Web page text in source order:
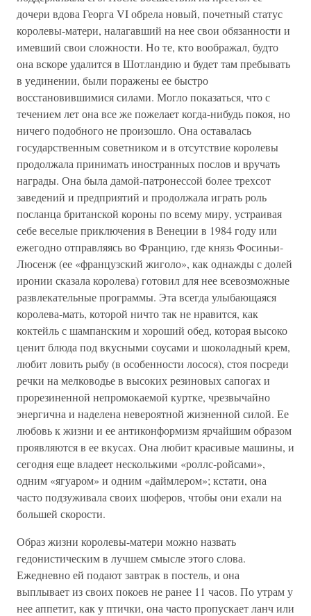
дочери вдова Георга VI обрела новый, почетный статус
королевы-матери, налагавший на нее свои обязанности и
имевший свои сложности. Но те, кто воображал, будто
она вскоре удалится в Шотландию и будет там пребывать
в уединении, были поражены ее быстро
восстановившимися силами. Могло показаться, что с
течением лет она все же пожелает когда-нибудь покоя, но
ничего подобного не произошло. Она оставалась
государственным советником и в отсутствие королевы
продолжала принимать иностранных послов и вручать
награды. Она была дамой-патронессой более трехсот
заведений и предприятий и продолжала играть роль
посланца британской короны по всему миру, устраивая
себе веселые приключения в Венеции в 1984 году или
ежегодно отправляясь во Францию, где князь Фосиньи-
Люсенж (ее «французский жиголо», как однажды с долей
иронии сказала королева) готовил для нее всевозможные
развлекательные программы. Эта всегда улыбающаяся
королева-мать, которой ничто так не нравится, как
коктейль с шампанским и хороший обед, которая высоко
ценит блюда под вкусными соусами и шоколадный крем,
любит ловить рыбу (в особенности лосося), стоя посреди
речки на мелководье в высоких резиновых сапогах и
прорезиненной непромокаемой куртке, чрезвычайно
энергична и наделена невероятной жизненной силой. Ее
любовь к жизни и ее антиконформизм ярчайшим образом
проявляются в ее вкусах. Она любит красивые машины, и
сегодня еще владеет несколькими «роллс-ройсами»,
одним «ягуаром» и одним «даймлером»; кстати, она
часто подзуживала своих шоферов, чтобы они ехали на
большей скорости.
Образ жизни королевы-матери можно назвать
гедонистическим в лучшем смысле этого слова.
Ежедневно ей подают завтрак в постель, и она
выплывает из своих покоев не ранее 11 часов. По утрам у
нее аппетит, как у птички, она часто пропускает ланч или